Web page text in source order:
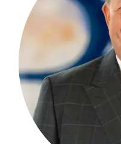
Finanzindustrie.
zum